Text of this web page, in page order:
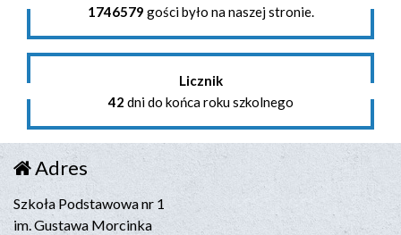
1746579 gości było na naszej stronie.
Licznik
42 dni do końca roku szkolnego
Adres
Szkoła Podstawowa nr 1
im. Gustawa Morcinka